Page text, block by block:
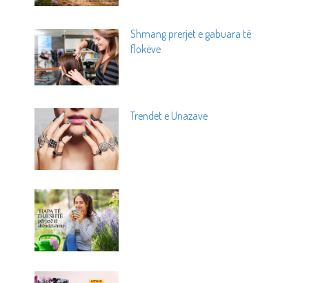
Shmang prerjet e gabuara të
flokëve
Trendet e Unazave